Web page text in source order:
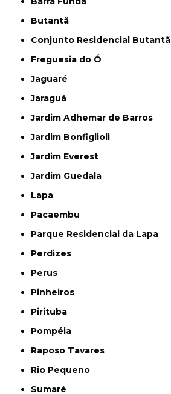
Butantã
Conjunto Residencial Butantã
Freguesia do Ó
Jaguaré
Jaraguá
Jardim Adhemar de Barros
Jardim Bonfiglioli
Jardim Everest
Jardim Guedala
Lapa
Pacaembu
Parque Residencial da Lapa
Perdizes
Perus
Pinheiros
Pirituba
Pompéia
Raposo Tavares
Rio Pequeno
Sumaré